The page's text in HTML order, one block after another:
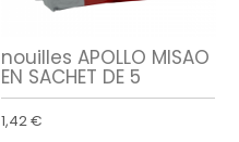
nouilles APOLLO MISAO
EN SACHET DE 5
1,42 €